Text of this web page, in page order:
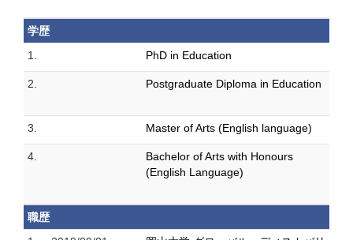
学歴
1.
PhD in Education
2. Postgraduate Diploma in Education
3. Master of Arts (English language)
4.
Bachelor of Arts with Honours
(English Language)
職歴